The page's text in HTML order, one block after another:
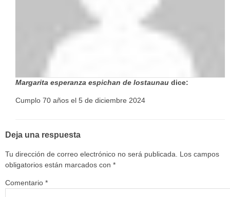
Margarita esperanza espichan de lostaunau dice:
Cumplo 70 años el 5 de diciembre 2024
Deja una respuesta
Tu dirección de correo electrónico no será publicada.
Los campos
obligatorios están marcados con *
Comentario *